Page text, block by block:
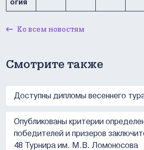
огия
Ко всем новостям
Смотрите также
Доступны дипломы весеннего
Опубликованы критерии
победителей и призеров
48 Турнира им. М.В. Ломоносова